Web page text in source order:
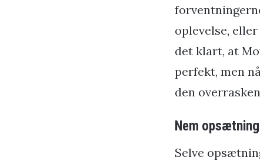
oplevelse,
det klart, at
perfekt, men
den
Nem
Selve